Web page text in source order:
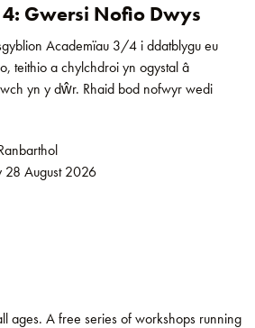
Gwersi Nofio Dwys
Academïau 3/4 i ddatblygu eu
teithio a chylchdroi yn ogystal â
yn y dŵr. Rhaid bod nofwyr wedi
28 August 2026
ages. A free series of workshops running